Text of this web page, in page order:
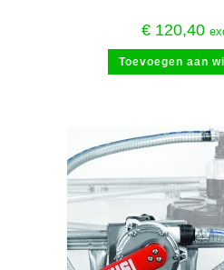
€ 120,40
Toevoegen aan